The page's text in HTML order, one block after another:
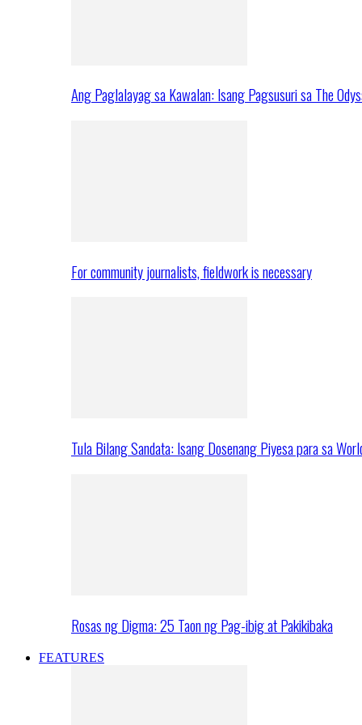
Ang Paglalayag sa Kawalan: Isang Pagsusuri sa The
For community journalists, fieldwork is necessary
Tula Bilang Sandata: Isang Dosenang Piyesa para sa
Rosas ng Digma: 25 Taon ng Pag-ibig at Pakikibaka
FEATURES